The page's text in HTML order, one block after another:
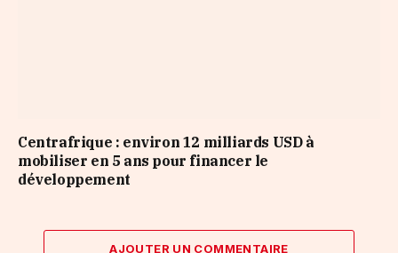
Centrafrique : environ 12 milliards USD à
mobiliser en 5 ans pour financer le
développement
AJOUTER UN COMMENTAIRE